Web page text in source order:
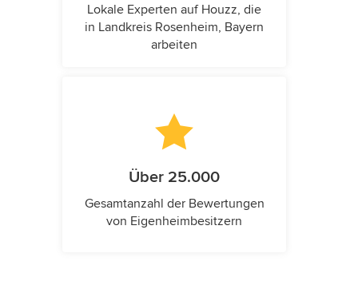
Lokale Experten auf Houzz, die
in Landkreis Rosenheim, Bayern
arbeiten
Über 25.000
Gesamtanzahl der Bewertungen
von Eigenheimbesitzern